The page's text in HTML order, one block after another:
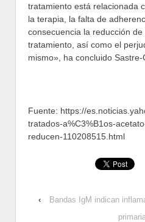
tratamiento está relacionada
la terapia, la falta de
consecuencia la reducción
tratamiento, así como el
mismo», ha concluido Sastre-
Fuente: https://
tratados-a%C3%B1os-
reducen-110208515.html
‹
Bandas IgM indican
primaria.